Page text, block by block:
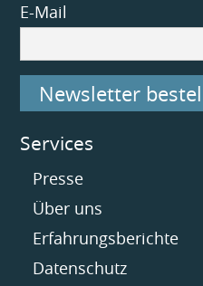
E-Mail
Newsletter
Services
Navigation
überspringen
Presse
Über uns
Erfahrungsberichte
Datenschutz